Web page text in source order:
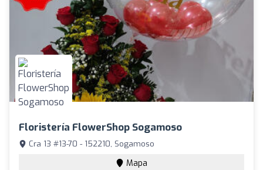
Floristería FlowerShop Sogamoso
Cra 13 #13-70 - 152210, Sogamoso
Mapa